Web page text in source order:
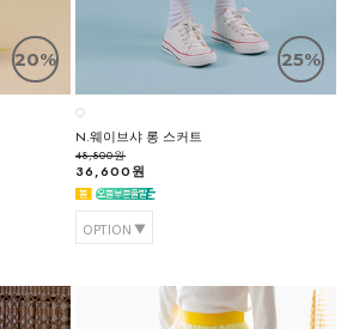
20% 25%
N.웨이브샤 롱 스커트
48,800원
36,600원
OPTION